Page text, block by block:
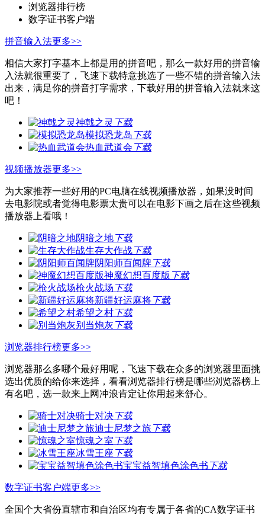
浏览器排行榜
数字证书客户端
拼音输入法更多>>
相信大家打字基本上都是用的拼音吧，那么一款好用的拼音输
入法就很重要了，飞速下载特意挑选了一些不错的拼音输入法
出来，满足你的拼音打字需求，下载好用的拼音输入法就来这
吧！
神戟之灵 下载
模拟恐龙岛 下载
热血武道会 下载
视频播放器更多>>
为大家推荐一些好用的PC电脑在线视频播放器，如果没时间
去电影院或者觉得电影票太贵可以在电影下画之后在这些视频
播放器上看哦！
阴暗之地下载
生存大作战下载
阴阳师百闻牌下载
神魔幻想百度版 下载
枪火战场 下载
新疆好运麻将下载
希望之村下载
别当炮灰 下载
浏览器排行榜更多>>
浏览器那么多哪个最好用呢，飞速下载在众多的浏览器里面挑
选出优质的给你来选择，看看浏览器排行榜是哪些浏览器榜上
有名吧，选一款来上网冲浪肯定让你用起来舒心。
骑士对决下载
迪士尼梦之旅 下载
惊魂之室 下载
冰雪王座 下载
宝宝益智填色涂色书 下载
数字证书客户端更多>>
全国个大省份直辖市和自治区均有专属于各省的CA数字证书